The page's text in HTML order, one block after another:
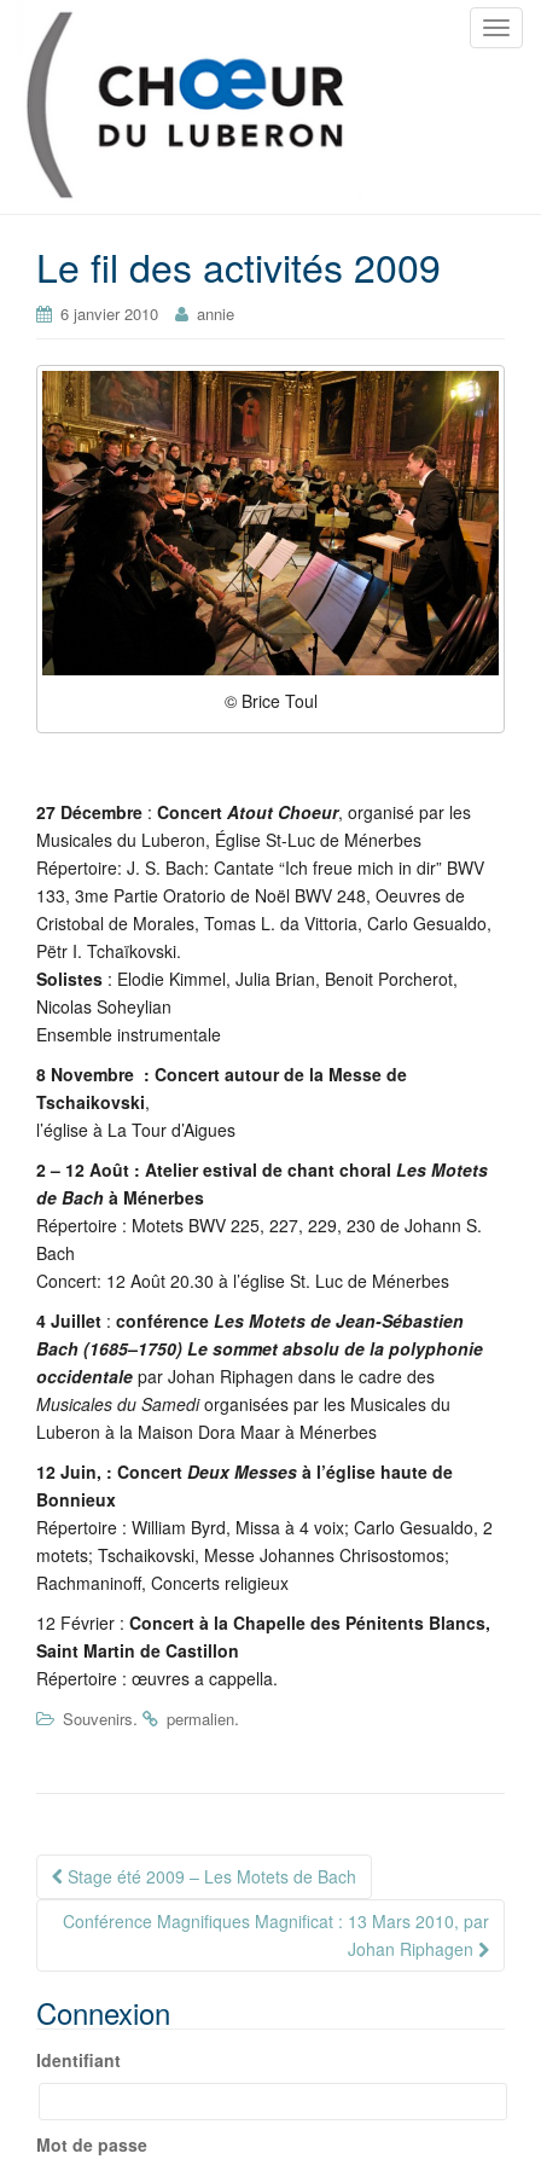
T
t
i
o
n
Le fil des activités 2009
6 janvier 2010 annie
© Brice Toul
27 Décembre : Concert Atout Choeur, organisé par les
Musicales du Luberon, Église St-Luc de Ménerbes
Répertoire: J. S. Bach: Cantate “Ich freue mich in dir” BWV
133, 3me Partie Oratorio de Noël BWV 248, Oeuvres de
Cristobal de Morales, Tomas L. da Vittoria, Carlo Gesualdo,
Pëtr I. Tchaïkovski.
Solistes : Elodie Kimmel, Julia Brian, Benoit Porcherot,
Nicolas Soheylian
Ensemble instrumentale
8 Novembre : Concert autour de la Messe de
Tschaikovski,
l’église à La Tour d’Aigues
2 – 12 Août : Atelier estival de chant choral Les Motets
de Bach à Ménerbes
Répertoire : Motets BWV 225, 227, 229, 230 de Johann S.
Bach
Concert: 12 Août 20.30 à l’église St. Luc de Ménerbes
4 Juillet : conférence Les Motets de Jean-Sébastien
Bach (1685–1750) Le sommet absolu de la polyphonie
occidentale par Johan Riphagen dans le cadre des
Musicales du Samediorganisées par les Musicales du
Luberon à la Maison Dora Maar à Ménerbes
12 Juin, : Concert Deux Messes à l’église haute de
Bonnieux
Répertoire : William Byrd, Missa à 4 voix; Carlo Gesualdo, 2
motets; Tschaikovski, Messe Johannes Chrisostomos;
Rachmaninoff, Concerts religieux
12 Février : Concert à la Chapelle des Pénitents Blancs,
Saint Martin de Castillon
Répertoire : œuvres a cappella.
Souvenirs. permalien.
Navigation
Article
Stage été 2009 – Les Motets de Bach
Conférence Magnifiques Magnificat : 13 Mars 2010, par
Johan Riphagen
Connexion
Identifiant
Mot de passe